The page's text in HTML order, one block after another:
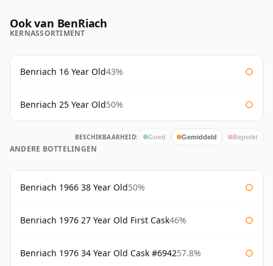
Ook van BenRiach
KERNASSORTIMENT
Benriach 16 Year Old43%
Benriach 25 Year Old50%
BESCHIKBAARHEID: Goed Gemiddeld Beperkt
ANDERE BOTTELINGEN
Benriach 1966 38 Year Old50%
Benriach 1976 27 Year Old First Cask46%
Benriach 1976 34 Year Old Cask #694257.8%